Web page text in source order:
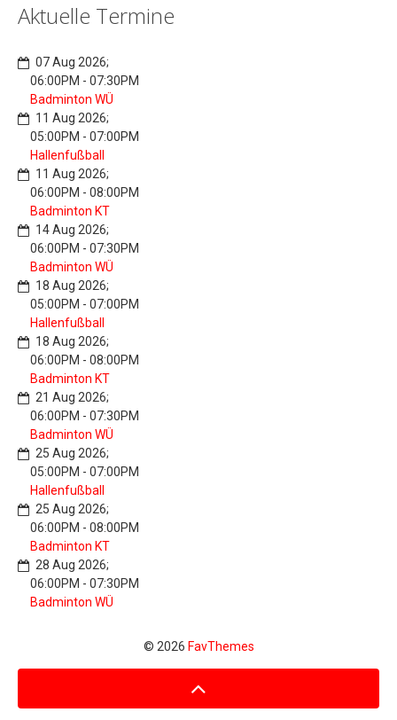
Aktuelle Termine
07 Aug 2026;
06:00PM - 07:30PM
Badminton WÜ
11 Aug 2026;
05:00PM - 07:00PM
Hallenfußball
11 Aug 2026;
06:00PM - 08:00PM
Badminton KT
14 Aug 2026;
06:00PM - 07:30PM
Badminton WÜ
18 Aug 2026;
05:00PM - 07:00PM
Hallenfußball
18 Aug 2026;
06:00PM - 08:00PM
Badminton KT
21 Aug 2026;
06:00PM - 07:30PM
Badminton WÜ
25 Aug 2026;
05:00PM - 07:00PM
Hallenfußball
25 Aug 2026;
06:00PM - 08:00PM
Badminton KT
28 Aug 2026;
06:00PM - 07:30PM
Badminton WÜ
© 2026 FavThemes